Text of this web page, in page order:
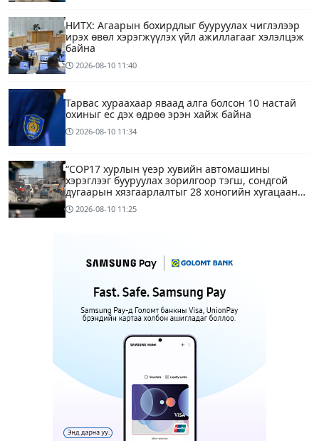
НИТХ: Агаарын бохирдлыг бууруулах чиглэлээр
ирэх өвөл хэрэгжүүлэх үйл ажиллагааг хэлэлцэж
байна
2026-08-10 11:40
Тарвас хураахаар яваад алга болсон 10 настай
охиныг ес дэх өдрөө эрэн хайж байна
2026-08-10 11:34
“COP17 хурлын үеэр хувийн автомашины
хэрэглээг бууруулах зорилгоор тэгш, сондгой
дугаарын хязгаарлалтыг 28 хоногийн хугацаанд
хийнэ“
2026-08-10 11:25
гэж байна гэдэг нь ташаа мэдээлэл, уучлал
хүссэн захидал ирээгүй
Энэ бямба гарагаас тэгш, сондгой дугаарын
1 цагийн өмнө
Нийслэлийн цэцэрлэгийн цахим бүртгэл эхэллээ
1